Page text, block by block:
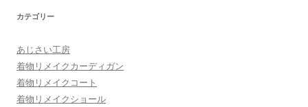
カテゴリー
あじさい工房
着物リメイクカーディガン
着物リメイクコート
着物リメイクショール